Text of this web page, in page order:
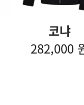
코냐
282,000